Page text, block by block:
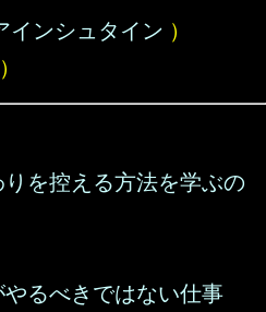
インシュタイン ）
）
を控える方法を学ぶの
るべきではない仕事